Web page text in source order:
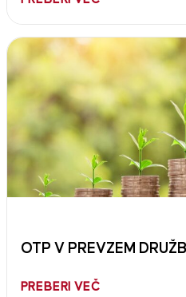
OTP V PREVZEM
PREBERI VEČ